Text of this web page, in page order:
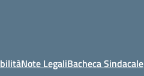
Note LegaliBacheca Sindacale